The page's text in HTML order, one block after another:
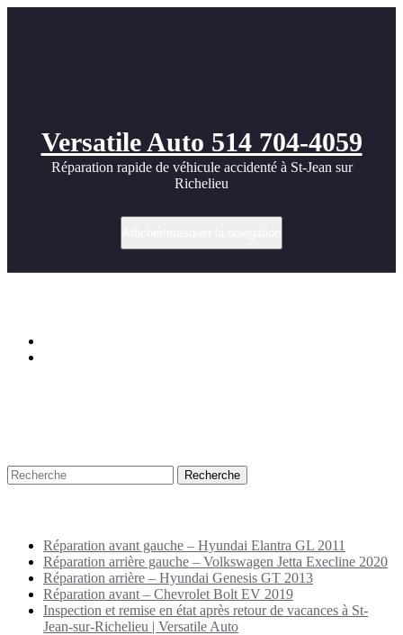
Versatile Auto 514 704-4059
Réparation rapide de véhicule accidenté à St-Jean sur
Richelieu
Réparation avant gauche – Hyundai Elantra GL 2011
Réparation arrière gauche – Volkswagen Jetta Execline 2020
Réparation arrière – Hyundai Genesis GT 2013
Réparation avant – Chevrolet Bolt EV 2019
Inspection et remise en état après retour de vacances à St-
Jean-sur-Richelieu | Versatile Auto